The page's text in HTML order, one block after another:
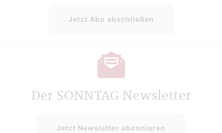
Jetzt Abo abschließen
Der SONNTAG Newsletter
Jetzt Newsletter abonnieren